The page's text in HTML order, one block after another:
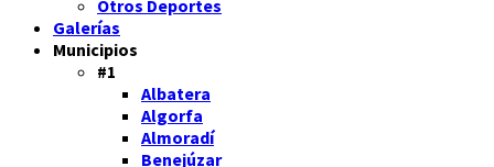
Otros Deportes
Galerías
Municipios
#1
Albatera
Algorfa
Almoradí
Benejúzar